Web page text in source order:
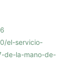
el-servicio-
de-la-mano-de-